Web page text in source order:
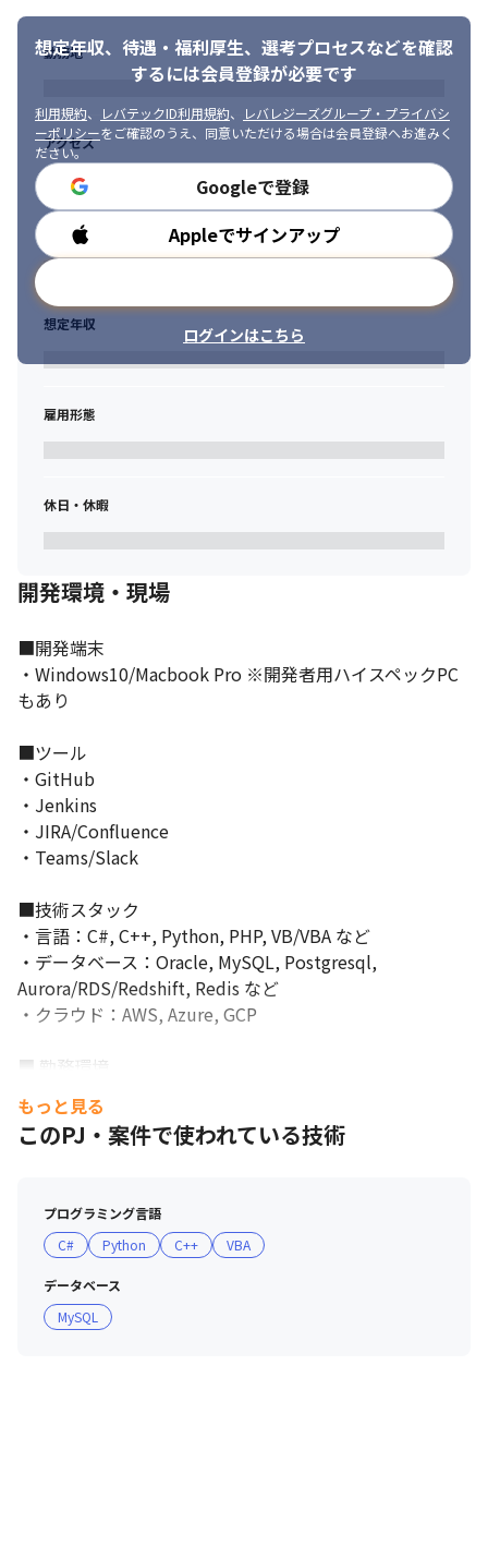
想定年収、待遇・福利厚生、 選考プロセスなどを確認
するには会員登録が必要です
利用規約、 レバテックID利用規約、
レバレジーズグループ・プライバシ
ーポリシーをご確認のうえ、同意いただける場合は会員登録へお進みく
ださい。
Googleで登録
Appleでサインアップ
ログインはこちら
勤務地
アクセス
勤務時間
想定年収
雇用形態
休日・休暇
開発環境・現場
■開発端末
・Windows10/Macbook Pro ※開発者用ハイスペックPC
もあり
■ツール
・GitHub
・Jenkins
・JIRA/Confluence
・Teams/Slack
■技術スタック
・言語：C#, C++, Python, PHP, VB/VBA など
・データベース：Oracle, MySQL, Postgresql,
Aurora/RDS/Redshift, Redis など
・クラウド：AWS, Azure, GCP
■ 勤務環境
・フレックスタイム制度を導入しています
・在宅勤務制度を導入しています（弊社条件を満たし、事
前にしかるべき承認を得られた場合、在宅勤務制度を利用
■ 社内の雰囲気
・Salesforce認定資格保持者を全世界6,000名以上、日本
国内でも300名以上有するほか、全世界でオラクルソリュ
ーションに関するスキルを身に着けたコンサルタントは
54,000名以上で、各界のスペシャリストが多数在籍してい
もっと見る
このPJ・案件で使われている技術
プログラミング言語
C#
Python C++ VBA
データベース
MySQL